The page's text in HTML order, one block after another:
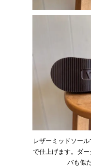
レザーミッドソー
で仕上げます。ダ
バも似